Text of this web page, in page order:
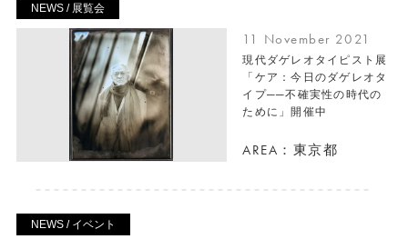
NEWS / 展覧会
11 November 2021
現代ダゲレオタイピスト展
「ケア：今日のダゲレオタ
イプ──不確実性の時代の
ために」開催中
AREA：東京都
NEWS / イベント